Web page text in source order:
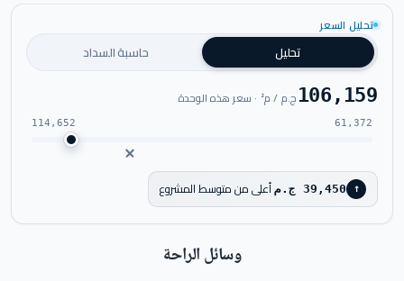
تحليل السعر
تحليل حاسبة السداد
106,159ج.م / م² · سعر هذه الوحدة
61,372
114,652
↑ 39,450 ج.م أعلى من متوسط المشروع
وسائل الراحة